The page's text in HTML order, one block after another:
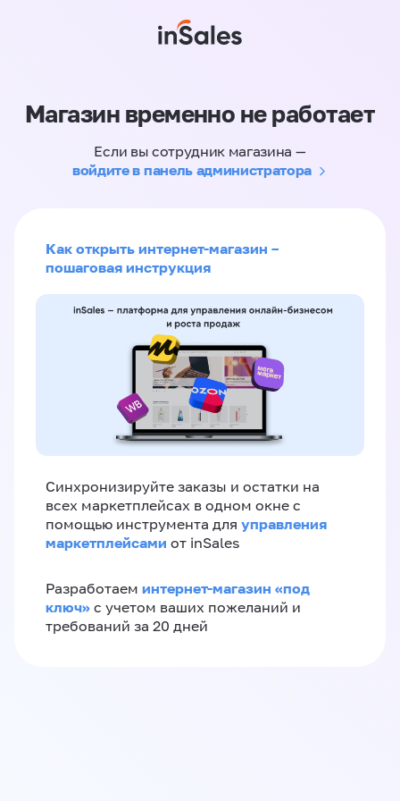
Магазин временно не работает
Если вы сотрудник магазина —
войдите в панель администратора
Как открыть интернет-магазин –
пошаговая инструкция
Синхронизируйте заказы и остатки на
всех маркетплейсах в одном окне с
помощью инструмента для управления
маркетплейсами от inSales
Разработаем интернет-магазин «‎под
ключ»‎ с учетом ваших пожеланий и
требований за 20 дней